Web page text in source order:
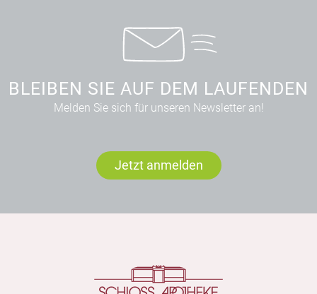
BLEIBEN SIE AUF DEM LAUFENDEN
Melden Sie sich für unseren Newsletter an!
Jetzt anmelden